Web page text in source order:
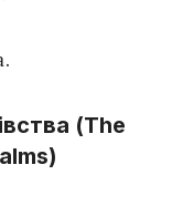
(The